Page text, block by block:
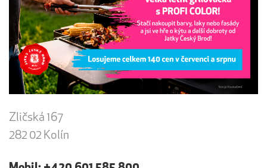
Zličská 167
282 02 Kolín